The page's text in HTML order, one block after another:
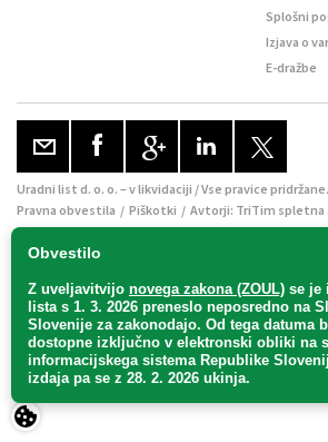
Obvestilo
Z uveljavitvijo novega zakona (ZOUL) se je
lista s 1. 3. 2026 preneslo neposredno na
Slovenije za zakonodajo. Od tega datuma
dostopne izključno v elektronski obliki na
informacijskega sistema Republike
izdaja pa se z 28. 2. 2026 ukinja.
Splošni
Izjava o
E-dražbe
Uradni list d. o. o. – v likvidaciji / Vse pravice pridržane.
Pravna obvestila / Piškotki / Avtorji: TriTim spletna
2Mobile